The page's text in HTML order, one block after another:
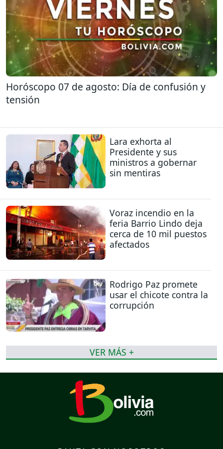
Horóscopo 07 de agosto: Día de confusión y
tensión
Lara exhorta al
Presidente y sus
ministros a gobernar
sin mentiras
Voraz incendio en la
feria Barrio Lindo deja
cerca de 10 mil puestos
afectados
Rodrigo Paz promete
usar el chicote contra la
corrupción
VER MÁS +